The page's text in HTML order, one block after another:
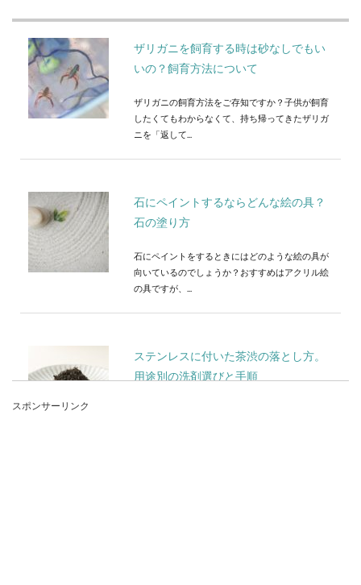
ザリガニを飼育する時は砂なしでもい
いの？飼育方法について
ザリガニの飼育方法をご存知ですか？子供が飼育
したくてもわからなくて、持ち帰ってきたザリガ
ニを「返して...
石にペイントするならどんな絵の具？
石の塗り方
石にペイントをするときにはどのような絵の具が
向いているのでしょうか？おすすめはアクリル絵
の具ですが、...
ステンレスに付いた茶渋の落とし方。
用途別の洗剤選びと手順
スポンサーリンク